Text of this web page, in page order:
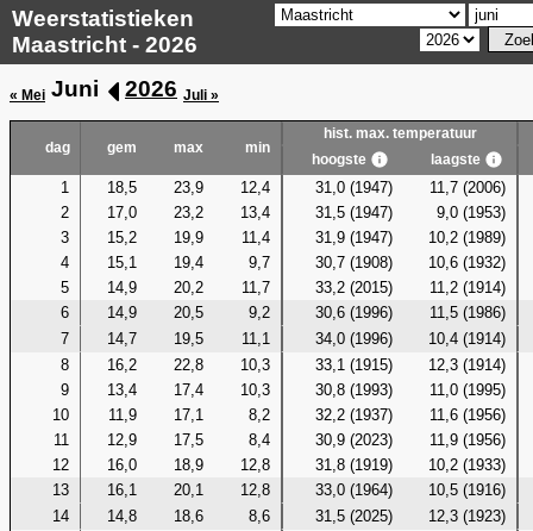
Weerstatistieken
Maastricht - 2026
« Mei Juni 2026 Juli »
dag gem max min
hist. max. temperatuur
hoogste
laagste
1 18,5 23,9 12,4 31,0 (1947)
11,7 (2006)
2
17,0 23,2 13,4 31,5 (1947)
9,0 (1953)
3
15,2 19,9 11,4 31,9 (1947)
10,2 (1989)
4
15,1 19,4 9,7 30,7 (1908)
10,6 (1932)
5
14,9 20,2 11,7 33,2 (2015)
11,2 (1914)
6
14,9 20,5 9,2 30,6 (1996)
11,5 (1986)
7
14,7 19,5 11,1 34,0 (1996)
10,4 (1914)
8
16,2 22,8 10,3 33,1 (1915)
12,3 (1914)
9
13,4 17,4 10,3 30,8 (1993)
11,0 (1995)
10
11,9 17,1 8,2 32,2 (1937)
11,6 (1956)
11
12,9 17,5 8,4 30,9 (2023)
11,9 (1956)
12
16,0 18,9 12,8 31,8 (1919)
10,2 (1933)
13
16,1 20,1 12,8 33,0 (1964)
10,5 (1916)
14
14,8 18,6 8,6 31,5 (2025)
12,3 (1923)